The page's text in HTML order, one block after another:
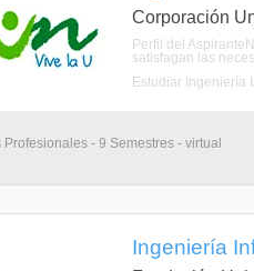
Corporación
Perfil del
satisfagan las
Estudiar Ingeniería
Profesionales - 9 Semestres - virtual
Ingeniería